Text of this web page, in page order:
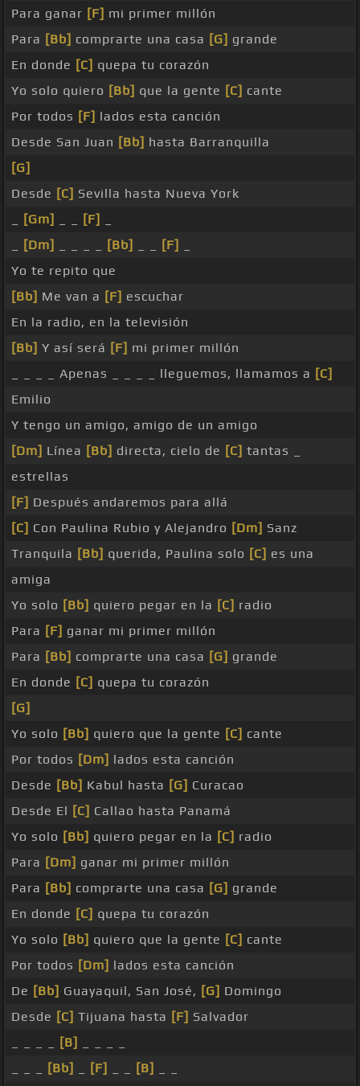
Para ganar [F] mi primer millón
Para [Bb] comprarte una casa [G] grande
En donde [C] quepa tu corazón
Yo solo quiero [Bb] que la gente [C] cante
Por todos [F] lados esta canción
Desde San Juan [Bb] hasta Barranquilla
[G]
Desde [C] Sevilla hasta Nueva York
[Gm] [F]
[Dm] [Bb] [F]
Yo te repito que
[Bb] Me van a [F] escuchar
En la radio, en la televisión
[Bb] Y así será [F] mi primer millón
_ _ _ _ Apenas _ _ _ _ lleguemos, llamamos a [C]
Emilio
Y tengo un amigo, amigo de un amigo
[Dm] Línea [Bb] directa, cielo de [C] tantas _
estrellas
[F] Después andaremos para allá
[C] Con Paulina Rubio y Alejandro [Dm] Sanz
Tranquila [Bb] querida, Paulina solo [C] es una
amiga
Yo solo [Bb] quiero pegar en la [C] radio
Para [F] ganar mi primer millón
Para [Bb] comprarte una casa [G] grande
En donde [C] quepa tu corazón
[G]
Yo solo [Bb] quiero que la gente [C] cante
Por todos [Dm] lados esta canción
Desde [Bb] Kabul hasta [G] Curacao
Desde El [C] Callao hasta Panamá
Yo solo [Bb] quiero pegar en la [C] radio
Para [Dm] ganar mi primer millón
Para [Bb] comprarte una casa [G] grande
En donde [C] quepa tu corazón
Yo solo [Bb] quiero que la gente [C] cante
Por todos [Dm] lados esta canción
De [Bb] Guayaquil, San José, [G] Domingo
Desde [C] Tijuana hasta [F] Salvador
[B]
[Bb] [F] [B]